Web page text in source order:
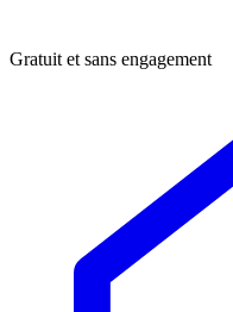
Gratuit et sans engagement